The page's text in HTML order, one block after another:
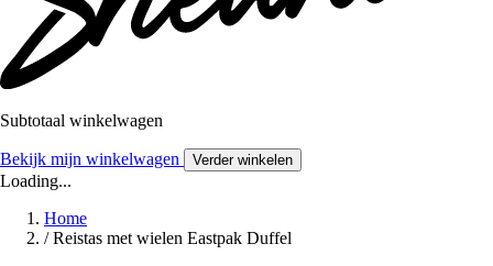
Subtotaal winkelwagen
Bekijk mijn winkelwagen Verder winkelen
Loading...
Home
/ Reistas met wielen Eastpak Duffel